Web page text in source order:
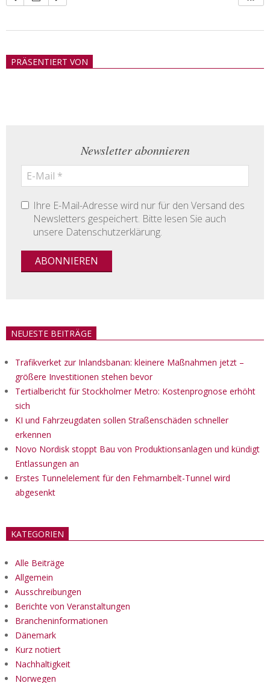
21
PRÄSENTIERT VON
Newsletter abonnieren
Ihre E-Mail-Adresse wird nur für den Versand des
Newsletters gespeichert. Bitte lesen Sie auch
unsere Datenschutzerklärung.
NEUESTE BEITRÄGE
Trafikverket zur Inlandsbanan: kleinere Maßnahmen jetzt –
größere Investitionen stehen bevor
Tertialbericht für Stockholmer Metro: Kostenprognose erhöht
sich
KI und Fahrzeugdaten sollen Straßenschäden schneller
erkennen
Novo Nordisk stoppt Bau von Produktionsanlagen und kündigt
Entlassungen an
Erstes Tunnelelement für den Fehmarnbelt-Tunnel wird
abgesenkt
KATEGORIEN
Alle Beiträge
Allgemein
Ausschreibungen
Berichte von Veranstaltungen
Brancheninformationen
Dänemark
Kurz notiert
Nachhaltigkeit
Norwegen